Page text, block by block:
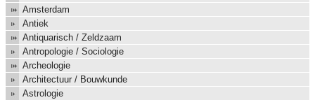
Amsterdam
Antiek
Antiquarisch / Zeldzaam
Antropologie / Sociologie
Archeologie
Architectuur / Bouwkunde
Astrologie